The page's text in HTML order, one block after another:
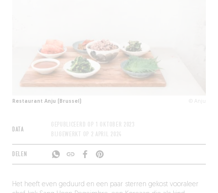
Restaurant Anju (Brussel) © Anju
DATA
GEPUBLICEERD OP
1 OKTOBER 2023
BIJGEWERKT OP 2 APRIL 2024
DELEN
Het heeft even geduurd en een paar sterren gekost vooraleer